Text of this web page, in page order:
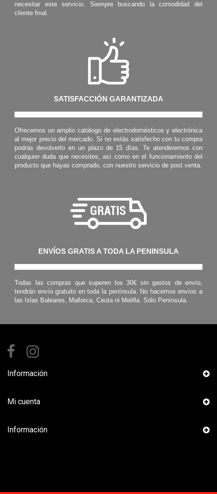
necesitar este servicio. Siempre buscando la comodidad del
cliente final.
SATISFACCIÓN GARANTIZADA
Ofrecemos un amplio catálogo de electrodomésticos y electrónica
al mejor precio del mercado. Si no estás satisfecho con tu compra
podrás devolverlo en un plazo de 15 días. Te atenderemos con
cualquier duda que necesites, así como en el funcionamiento del
producto que hayas comprado, con nuestro servicio de post venta.
ENVÍOS GRATIS A TODA LA PENINSULA
Todas las compras que superen los 30€ sin gastos de envío,
tendrán envío gratuito en toda la península. No hacemos envíos a
las Islas Baleares, Mallorca, Ceuta ni Melilla. Sólo Península.
Información
Mi cuenta
Información